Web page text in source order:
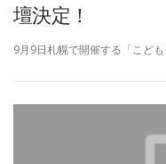
壇決定！
9月9日札幌で開催する「こど